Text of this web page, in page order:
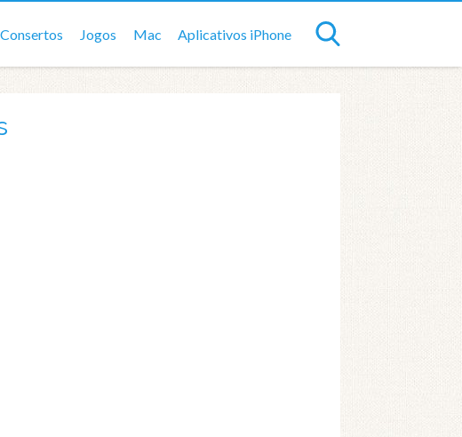
Consertos Jogos Mac Aplicativos iPhone